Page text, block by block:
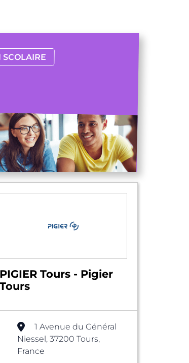
SCOLAIRE
PIGIER Tours - Pigier
Tours
1 Avenue du Général
Niessel, 37200 Tours,
France